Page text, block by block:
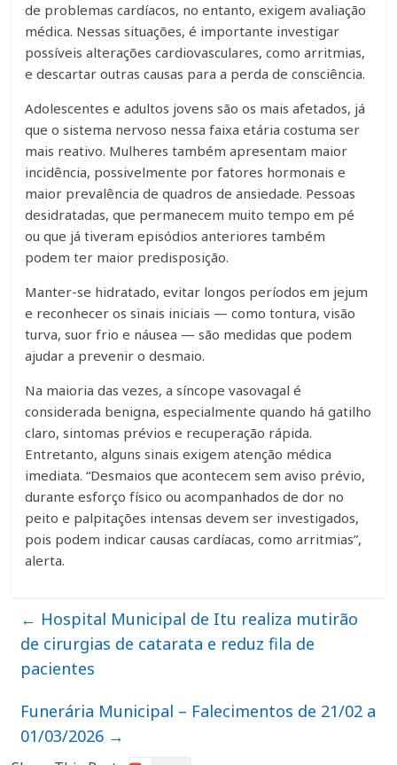
de problemas cardíacos, no entanto, exigem avaliação
médica. Nessas situações, é importante investigar
possíveis alterações cardiovasculares, como arritmias,
e descartar outras causas para a perda de consciência.
Adolescentes e adultos jovens são os mais afetados, já
que o sistema nervoso nessa faixa etária costuma ser
mais reativo. Mulheres também apresentam maior
incidência, possivelmente por fatores hormonais e
maior prevalência de quadros de ansiedade. Pessoas
desidratadas, que permanecem muito tempo em pé
ou que já tiveram episódios anteriores também
podem ter maior predisposição.
Manter-se hidratado, evitar longos períodos em jejum
e reconhecer os sinais iniciais — como tontura, visão
turva, suor frio e náusea — são medidas que podem
ajudar a prevenir o desmaio.
Na maioria das vezes, a síncope vasovagal é
considerada benigna, especialmente quando há gatilho
claro, sintomas prévios e recuperação rápida.
Entretanto, alguns sinais exigem atenção médica
imediata. “Desmaios que acontecem sem aviso prévio,
durante esforço físico ou acompanhados de dor no
peito e palpitações intensas devem ser investigados,
pois podem indicar causas cardíacas, como arritmias”,
alerta.
← Hospital Municipal de Itu realiza mutirão
de cirurgias de catarata e reduz fila de
pacientes
Funerária Municipal – Falecimentos de 21/02 a
01/03/2026 →